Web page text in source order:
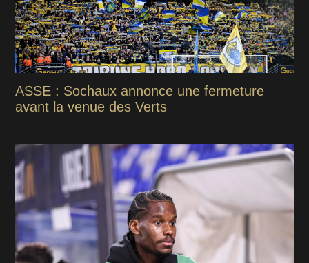
ASSE : Sochaux annonce une fermeture
avant la venue des Verts